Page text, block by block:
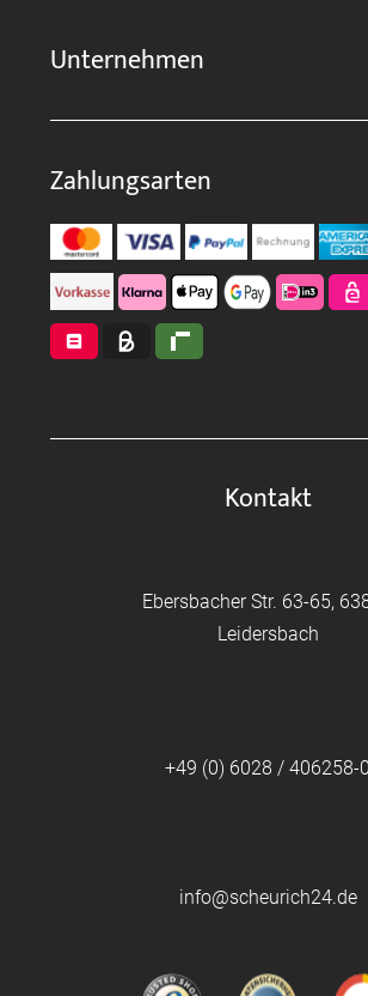
Unternehmen
Zahlungsarten
Kontakt
Ebersbacher Str. 63-65,
Leidersbach
+49 (0) 6028 / 406258-0
info@scheurich24.de